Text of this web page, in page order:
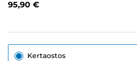
95,90 €
Kertaostos